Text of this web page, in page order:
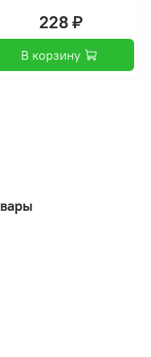
228 ₽
В корзину